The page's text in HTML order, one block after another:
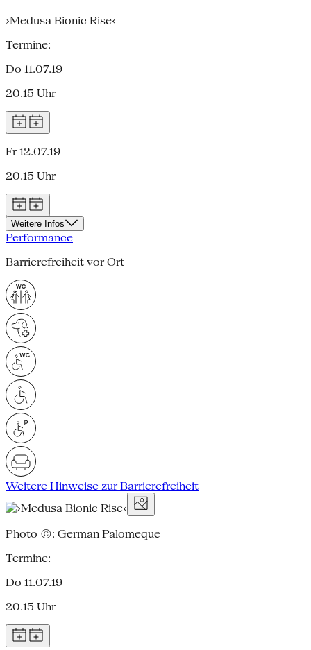
›Medusa Bionic Rise‹
Termine:
Do 11.07.19
20.15 Uhr
Fr 12.07.19
20.15 Uhr
Weitere Infos
Performance
Barrierefreiheit vor Ort
Weitere Hinweise zur Barrierefreiheit
Photo ©: German Palomeque
Termine:
Do 11.07.19
20.15 Uhr